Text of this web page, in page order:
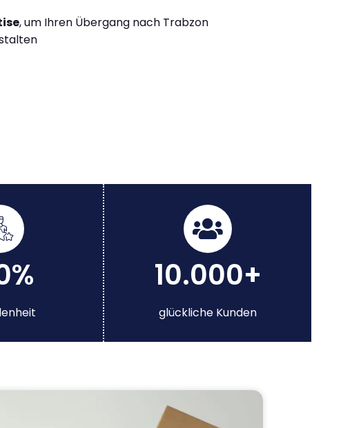
, um Ihren Übergang nach Trabzon
10.000+
glückliche Kunden